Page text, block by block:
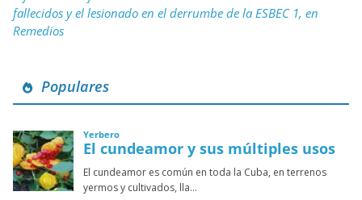
fallecidos y el lesionado en el derrumbe de la ESBEC 1, en
Remedios
Populares